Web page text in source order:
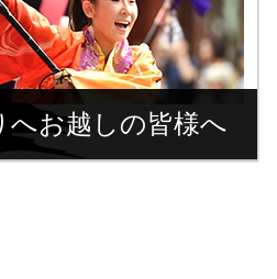
へお越しの皆様へ